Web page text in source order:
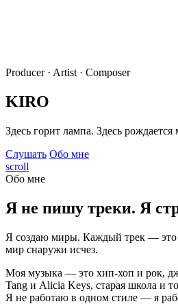
Producer · Artist · Composer
KIRO
Здесь горит лампа. Здесь рождается
Слушать Обо мне
scroll
Обо мне
Я не пишу треки. Я
Я создаю миры. Каждый трек — это
мир снаружи исчез.
Моя музыка — это хип-хоп и рок,
Tang и Alicia Keys, старая школа и
Я не работаю в одном стиле — я